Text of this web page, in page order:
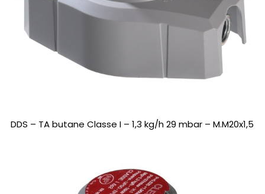
DDS – TA butane Classe I – 1,3 kg/h 29 mbar – M.M20x1,5